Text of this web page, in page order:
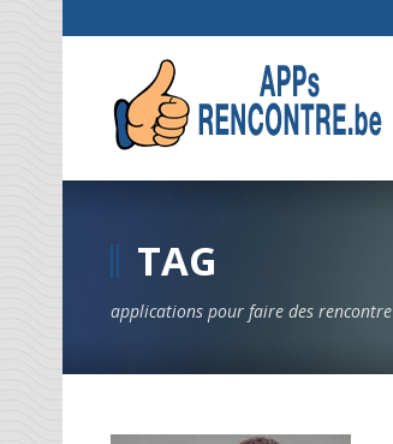
TAG
applications pour faire des rencontre